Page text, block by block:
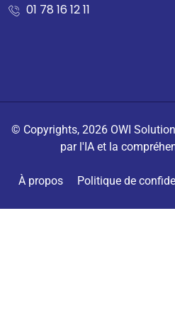
01 78 16 12 11
© Copyrights, 2026 OWI
par l'IA et la
À propos Politique de